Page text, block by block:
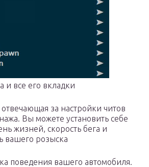
и все его вкладки
за настройки читов
Вы можете установить себе
жизней, скорость бега и
вашего розыска
поведения вашего автомобиля.